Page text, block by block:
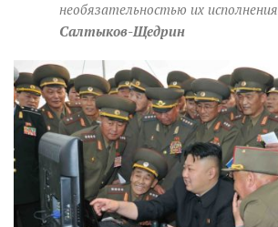
Візуальне
Научпоп
Головне
Цитати
Inter/antinational
необязательностью их исполнения
Салтыков-Щедрин